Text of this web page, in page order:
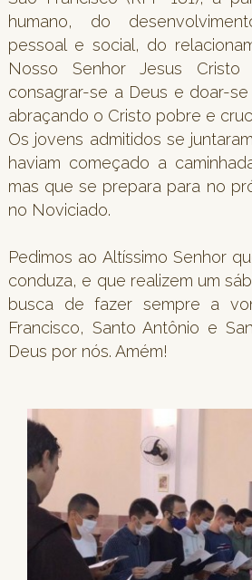
humano, do
pessoal e social, do
Nosso Senhor Jesus
consagrar-se a Deus e doar-
abraçando o Cristo pobre e
Os jovens admitidos se
haviam começado a
mas que se prepara para no
no Noviciado.
Pedimos ao Altíssimo Senhor
conduza, e que realizem um
busca de fazer sempre a
Francisco, Santo Antônio e
Deus por nós. Amém!